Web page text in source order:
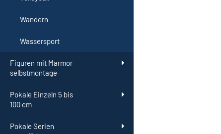
Wandern
Wassersport
Figuren mit Marmor
selbstmontage
Pokale Einzeln 5 bis
100 cm
Pokale Serien